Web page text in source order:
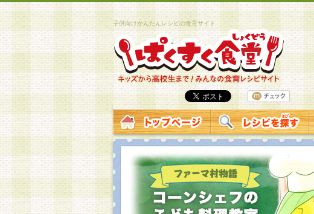
子供向けかんたんレシピの食育サイト